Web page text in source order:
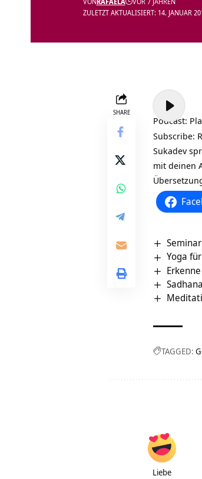
ZULETZT AKTUALISIERT: 14. JANUAR
SHARE
Audio-
Player
Podcast:
Subscribe:
Sukadev
mit deinen
Yoga
TAGGED:
Liebe